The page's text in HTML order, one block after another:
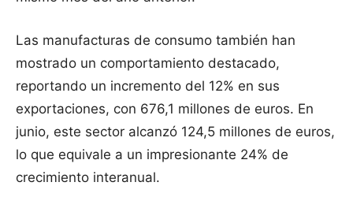
Las manufacturas de consumo también han
mostrado un comportamiento destacado,
reportando un incremento del 12% en sus
exportaciones, con 676,1 millones de euros. En
junio, este sector alcanzó 124,5 millones de euros,
lo que equivale a un impresionante 24% de
crecimiento interanual.